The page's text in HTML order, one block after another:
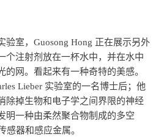
验室，Guosong Hong 正在展示另外
个注射剂放在一杯水中，并在水中
网。看起来有一种奇特的美感。
Lieber 实验室的一名博士后；他
除掉生物和电子学之间界限的神经
明一种由柔然聚合物制成的多空
感器和感应金属。